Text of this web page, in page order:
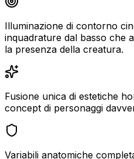
Illuminazione di contorno
inquadrature dal basso che
la presenza della creatura.
Fusione unica di estetiche
concept di personaggi
Variabili anatomiche